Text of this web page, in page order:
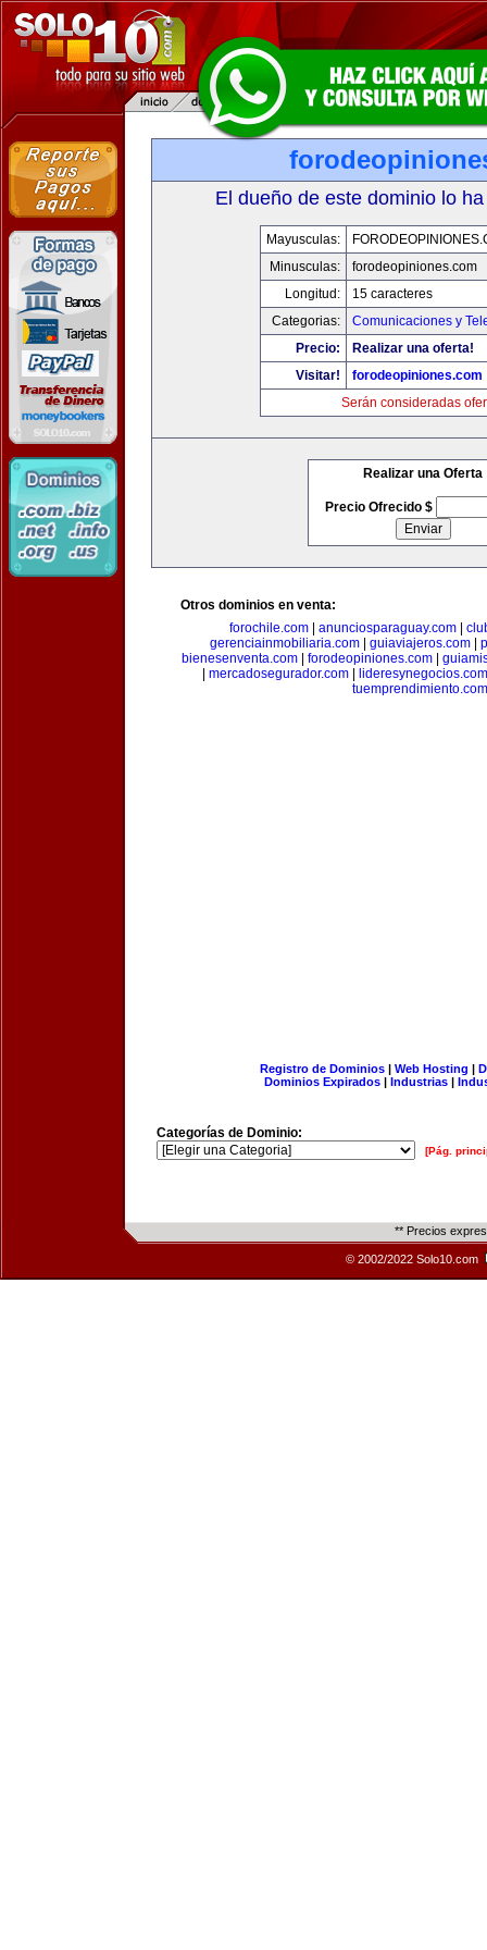
El dueño de este dominio lo
Mayusculas:
Minusculas:
forodeopiniones.com
Longitud:
15 caracteres
Categorias:
Comunicaciones y
Precio:
Realizar una oferta!
Visitar!
forodeopiniones.com
Serán consideradas
Realizar una Oferta
Precio Ofrecido $
Otros dominios en venta:
forochile.com| anunciosparaguay.com|
gerenciainmobiliaria.com
guiaviajeros.com
bienesenventa.com
forodeopiniones.com
mercadosegurador.com
lideresynegocios.com
tuemprendimiento.com
Registro de Dominios| Web Hosting |
Dominios Expirados | Industrias |
Categorías de Dominio:
[Pág.
** Precios
© 2002/2022 Solo10.com